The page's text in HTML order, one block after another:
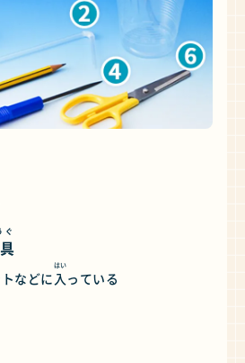
ぐ
などに 入
はい
っている